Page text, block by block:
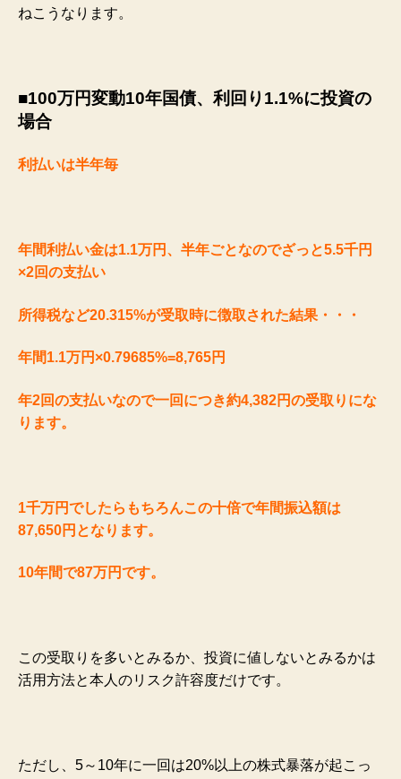
ねこうなります。
■100万円変動10年国債、利回り1.1%に投資の
場合
利払いは半年毎
年間利払い金は1.1万円、半年ごとなのでざっと5.5千円
×2回の支払い
所得税など20.315%が受取時に徴取された結果・・・
年間1.1万円×0.79685%=8,765円
年2回の支払いなので一回につき約4,382円の受取りにな
ります。
1千万円でしたらもちろんこの十倍で年間振込額は
87,650円となります。
10年間で87万円です。
この受取りを多いとみるか、投資に値しないとみるかは
活用方法と本人のリスク許容度だけです。
ただし、5～10年に一回は20%以上の株式暴落が起こっ